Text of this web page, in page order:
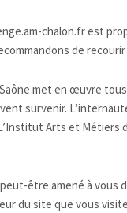
chalon.fr est
de
met en œuvre
survenir.
Arts et Métiers
être amené à vous
du site que vous